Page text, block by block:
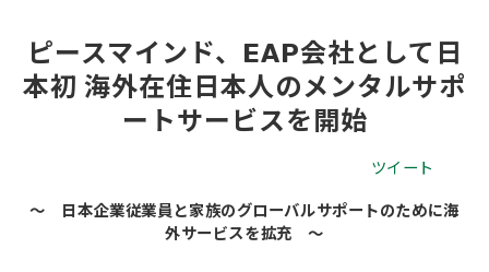
サービス
課題から探す
ピースマインド、EAP会社として日
本初 海外在住日本人のメンタルサポ
ートサービスを開始
ツイート
～ 日本企業従業員と家族のグローバルサポートのために海
外サービスを拡充 ～